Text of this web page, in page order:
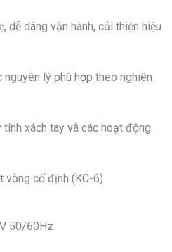
dễ dàng vận hành, cải thiện hiệu
lý phù hợp theo nghiên
xách tay và các hoạt động
vòng cố định (KC-6)
50/60Hz